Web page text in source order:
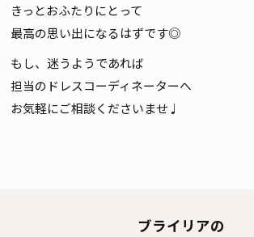
きっとおふたりにとって
最高の思い出になるはずです◎
もし、迷うようであれば
担当のドレスコーディネーターへ
お気軽にご相談くださいませ♩
ブライリアの